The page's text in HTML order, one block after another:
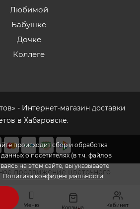
Меню Кабинет
происходит сбор и обработка
о посетителях (в т.ч. файлов
на этом сайте, вы указываете
Политика конфиденциальности
Любимой
Бабушке
Дочке
Коллеге
- Интернет-магазин доставки
в Хабаровске.
продвижение цветочного